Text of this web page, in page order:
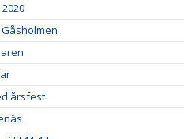
årsfest